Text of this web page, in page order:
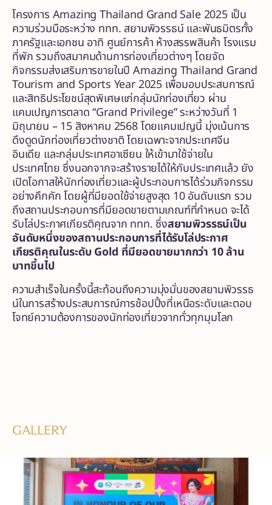
โครงการ Amazing Thailand Grand Sale 2025 เป็น
ความร่วมมือระหว่าง ททท. สยามพิวรรธน์ และพันธมิตรทั้ง
ภาครัฐและเอกชน อาทิ ศูนย์การค้า ห้างสรรพสินค้า โรงแรม
ที่พัก รวมถึงสมาคมด้านการท่องเที่ยวต่างๆ โดยจัด
กิจกรรมส่งเสริมการขายในปี Amazing Thailand Grand
Tourism and Sports Year 2025 เพื่อมอบประสบการณ์
และสิทธิประโยชน์สุดพิเศษแก่กลุ่มนักท่องเที่ยว ผ่าน
แคมเปญการตลาด “Grand Privilege” ระหว่างวันที่ 1
มิถุนายน – 15 สิงหาคม 2568 โดยแคมเปญนี้ มุ่งเน้นการ
ดึงดูดนักท่องเที่ยวต่างชาติ โดยเฉพาะจากประเทศจีน
อินเดีย และกลุ่มประเทศอาเซียน ให้เข้ามาใช้จ่ายใน
ประเทศไทย ซึ่งนอกจากจะสร้างรายได้ให้กับประเทศแล้ว ยัง
เปิดโอกาสให้นักท่องเที่ยวและผู้ประกอบการได้ร่วมกิจกรรม
อย่างคึกคัก โดยผู้ที่มียอดใช้จ่ายสูงสุด 10 อันดับแรก รวม
ถึงสถานประกอบการที่มียอดขายตามเกณฑ์ที่กำหนด จะได้
รับโล่ประกาศเกียรติคุณจาก ททท. ซึ่งสยามพิวรรธน์เป็น
อันดับหนึ่งของสถานประกอบการที่ได้รับโล่ประกาศ
เกียรติคุณในระดับGold ที่มียอดขายมากกว่า 10 ล้าน
บาทขึ้นไป
ความสำเร็จในครั้งนี้สะท้อนถึงความมุ่งมั่นของสยามพิวรรธ
น์ในการสร้างประสบการณ์การช้อปปิ้งที่เหนือระดับและตอบ
โจทย์ความต้องการของนักท่องเที่ยวจากทั่วทุกมุมโลก
GALLERY